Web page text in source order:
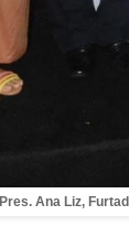
Pres. Ana Liz,